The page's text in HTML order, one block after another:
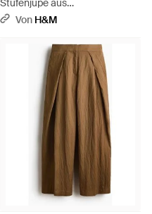
Stufenjupe aus
Viskosegemisch - Braun
Von H&M